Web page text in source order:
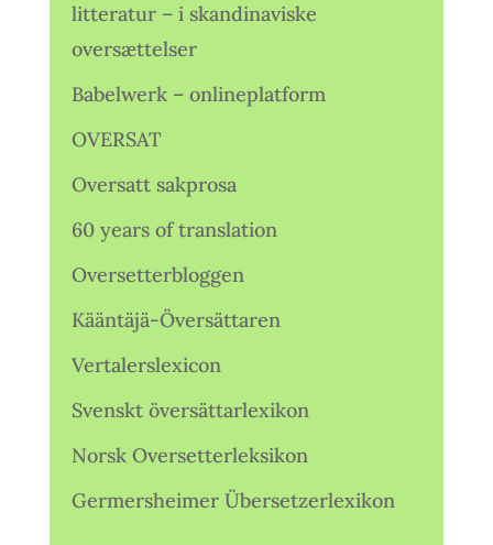
litteratur – i skandinaviske
oversættelser
Babelwerk – onlineplatform
OVERSAT
Oversatt sakprosa
60 years of translation
Oversetterbloggen
Kääntäjä-Översättaren
Vertalerslexicon
Svenskt översättarlexikon
Norsk Oversetterleksikon
Germersheimer Übersetzerlexikon